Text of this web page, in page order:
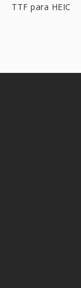
TTF para HEIC